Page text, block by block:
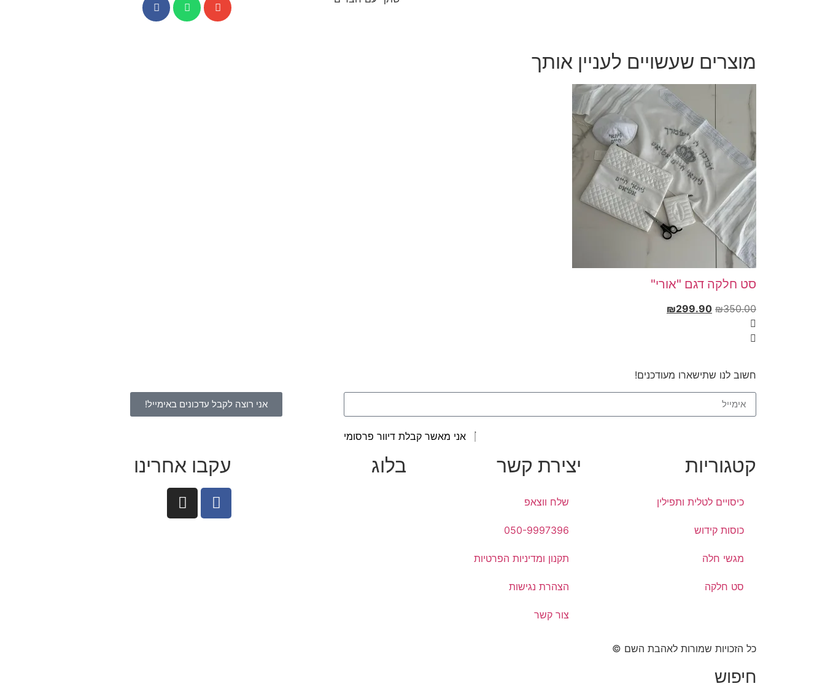
מוצרים שעשויים לעניין אותך
סט חלקה דגם "אורי"
₪350.00
₪299.90
חשוב לנו שתישארו מעודכנים!
אני רוצה לקבל עדכונים באימייל!
אני מאשר קבלת דיוור פרסומי
קטגוריות
כיסויים לטלית ותפילין
כוסות קידוש
מגשי חלה
סט חלקה
יצירת קשר
שלח ווצאפ
050-9997396
תקנון ומדיניות הפרטיות
הצהרת נגישות
צור קשר
בלוג עקבו אחרינו
כל הזכויות שמורות לאהבת השם ©​
חיפוש